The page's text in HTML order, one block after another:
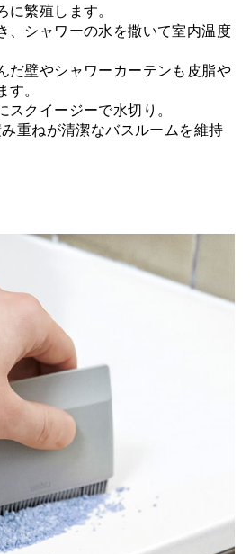
に繁殖します。
、シャワーの水を撒いて室内温度
だ壁やシャワーカーテンも皮脂や
す。
スクイージーで水切り。
重ねが清潔なバスルームを維持